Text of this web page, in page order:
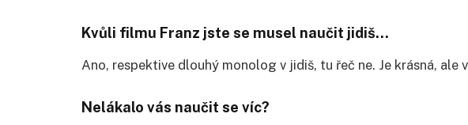
Kvůli filmu Franz jste se musel naučit jidiš…
Ano, respektive dlouhý monolog v jidiš, tu řeč ne. Je krásná, ale
Nelákalo vás naučit se víc?